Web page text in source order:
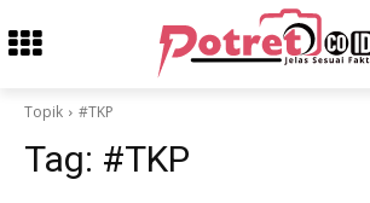
Topik #TKP
Tag: #TKP